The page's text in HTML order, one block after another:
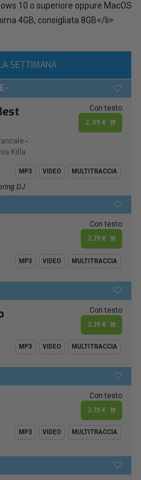
10 o superiore oppure MacOS
4GB, consigliata 8GB</li>
SETTIMANA
-
-
Killa
Con testo
2,99 €
MP3 VIDEO MULTITRACCIA
DJ
Con testo
2,19 €
MP3 VIDEO MULTITRACCIA
Con testo
2,19 €
MP3 VIDEO MULTITRACCIA
Con testo
2,19 €
MP3 VIDEO MULTITRACCIA